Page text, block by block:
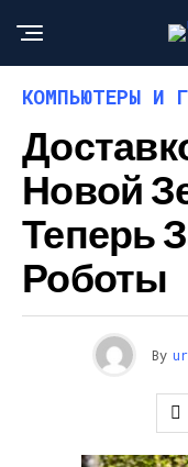
КОМПЬЮТЕРЫ И
Новой
Теперь
Роботы
By